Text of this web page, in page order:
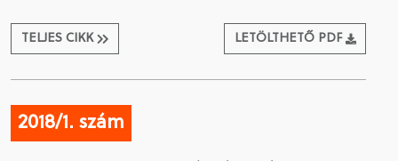
TELJES CIKK LETÖLTHETŐ PDF
2018/1. szám